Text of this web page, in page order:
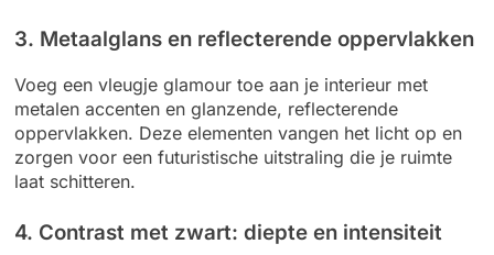
3. Metaalglans en reflecterende oppervlakken
Voeg een vleugje glamour toe aan je interieur met
metalen accenten en glanzende, reflecterende
oppervlakken. Deze elementen vangen het licht op en
zorgen voor een futuristische uitstraling die je ruimte
laat schitteren.
4. Contrast met zwart: diepte en intensiteit